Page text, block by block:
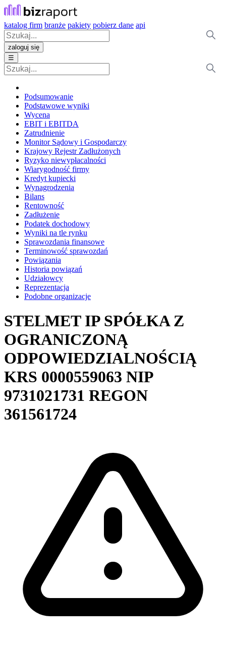
katalog firm branże pakiety pobierz dane api
zaloguj się
☰
Podsumowanie
Podstawowe wyniki
Wycena
EBIT i EBITDA
Zatrudnienie
Monitor Sądowy i Gospodarczy
Krajowy Rejestr Zadłużonych
Ryzyko niewypłacalności
Wiarygodność firmy
Kredyt kupiecki
Wynagrodzenia
Bilans
Rentowność
Zadłużenie
Podatek dochodowy
Wyniki na tle rynku
Sprawozdania finansowe
Terminowość sprawozdań
Powiązania
Historia powiązań
Udziałowcy
Reprezentacja
Podobne organizacje
STELMET IP SPÓŁKA Z
OGRANICZONĄ
ODPOWIEDZIALNOŚCIĄ
KRS 0000559063 NIP
9731021731 REGON
361561724